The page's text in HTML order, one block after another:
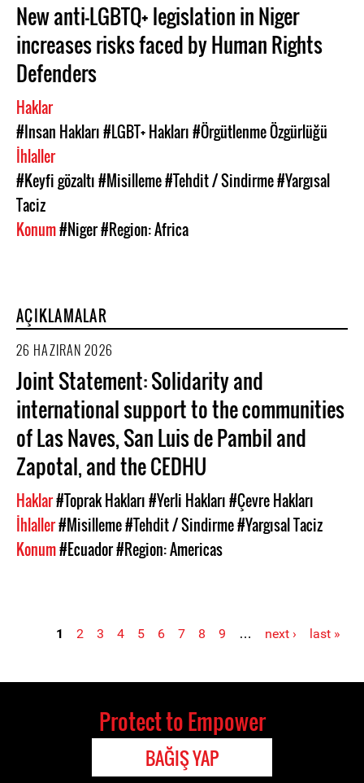
New anti-LGBTQ+ legislation in Niger
increases risks faced by Human Rights
Defenders
Haklar
#Insan Hakları#LGBT+ Hakları#Örgütlenme Özgürlüğü
İhlaller
#Keyfi gözaltı#Misilleme#Tehdit / Sindirme#Yargısal
Taciz
Konum#Niger#Region: Africa
AÇIKLAMALAR
26 HAZIRAN 2026
Joint Statement: Solidarity and
international support to the communities
of Las Naves, San Luis de Pambil and
Zapotal, and the CEDHU
Haklar#Toprak Hakları#Yerli Hakları#Çevre Hakları
İhlaller#Misilleme#Tehdit / Sindirme#Yargısal Taciz
Konum#Ecuador#Region: Americas
1 2 3 4 5 6 7 8 9 … next › last »
Protect to Empower
BAĞIŞ YAP